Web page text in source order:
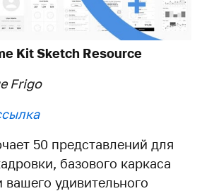
Kit Sketch Resource
Frigo
50 представлений для
базового каркаса
удивительного